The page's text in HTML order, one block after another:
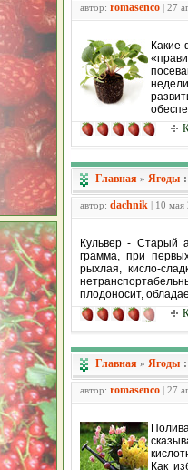
автор: romasenco | 27
Какие
Главная » Ягоды
автор: dachnik | 10
Кульвер - Старый
грамма, при
рыхлая, кисло-
плодоносит,
Главная » Ягоды
автор: romasenco | 27
Как